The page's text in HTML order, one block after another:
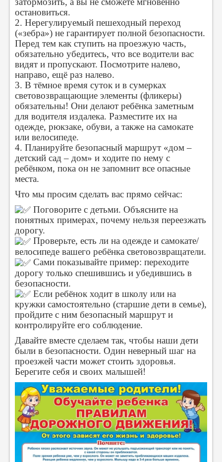
остановиться.
2. Нерегулируемый пешеходный переход
(«зебра») не гарантирует полной безопасности.
Перед тем как ступить на проезжую часть,
обязательно убедитесь, что все водители вас
видят и пропускают. Посмотрите налево,
направо, ещё раз налево.
3. В тёмное время суток и в сумерках
световозвращающие элементы (фликеры)
обязательны! Они делают ребёнка заметным
для водителя издалека. Разместите их на
одежде, рюкзаке, обуви, а также на самокате
или велосипеде.
4. Планируйте безопасный маршрут «дом –
детский сад – дом» и ходите по нему с
ребёнком, пока он не запомнит все опасные
места.
Что мы просим сделать вас прямо сейчас:
Поговорите с детьми. Объясните на
понятных примерах, почему нельзя переезжать
дорогу.
Проверьте, есть ли на одежде и самокате/
велосипеде вашего ребёнка световозвращатели.
Сами показывайте пример: переходите
дорогу только спешившись и убедившись в
безопасности.
Если ребёнок ходит в школу или на
кружки самостоятельно (старшие дети в семье),
пройдите с ним безопасный маршрут и
контролируйте его соблюдение.
Давайте вместе сделаем так, чтобы наши дети
были в безопасности. Один неверный шаг на
проезжей части может стоить здоровья.
Берегите себя и своих малышей!